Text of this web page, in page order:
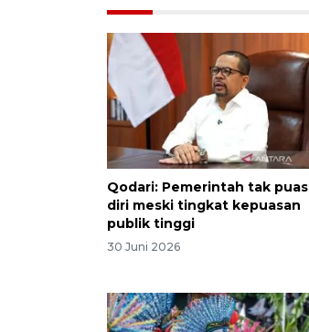
Qodari: Pemerintah tak puas
diri meski tingkat kepuasan
publik tinggi
30 Juni 2026